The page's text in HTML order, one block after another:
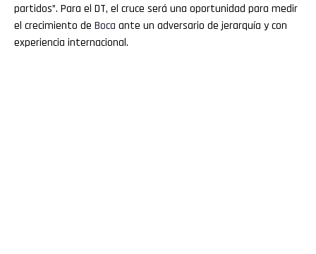
partidos”. Para el DT, el cruce será una oportunidad para medir
el crecimiento de Boca ante un adversario de jerarquía y con
experiencia internacional.